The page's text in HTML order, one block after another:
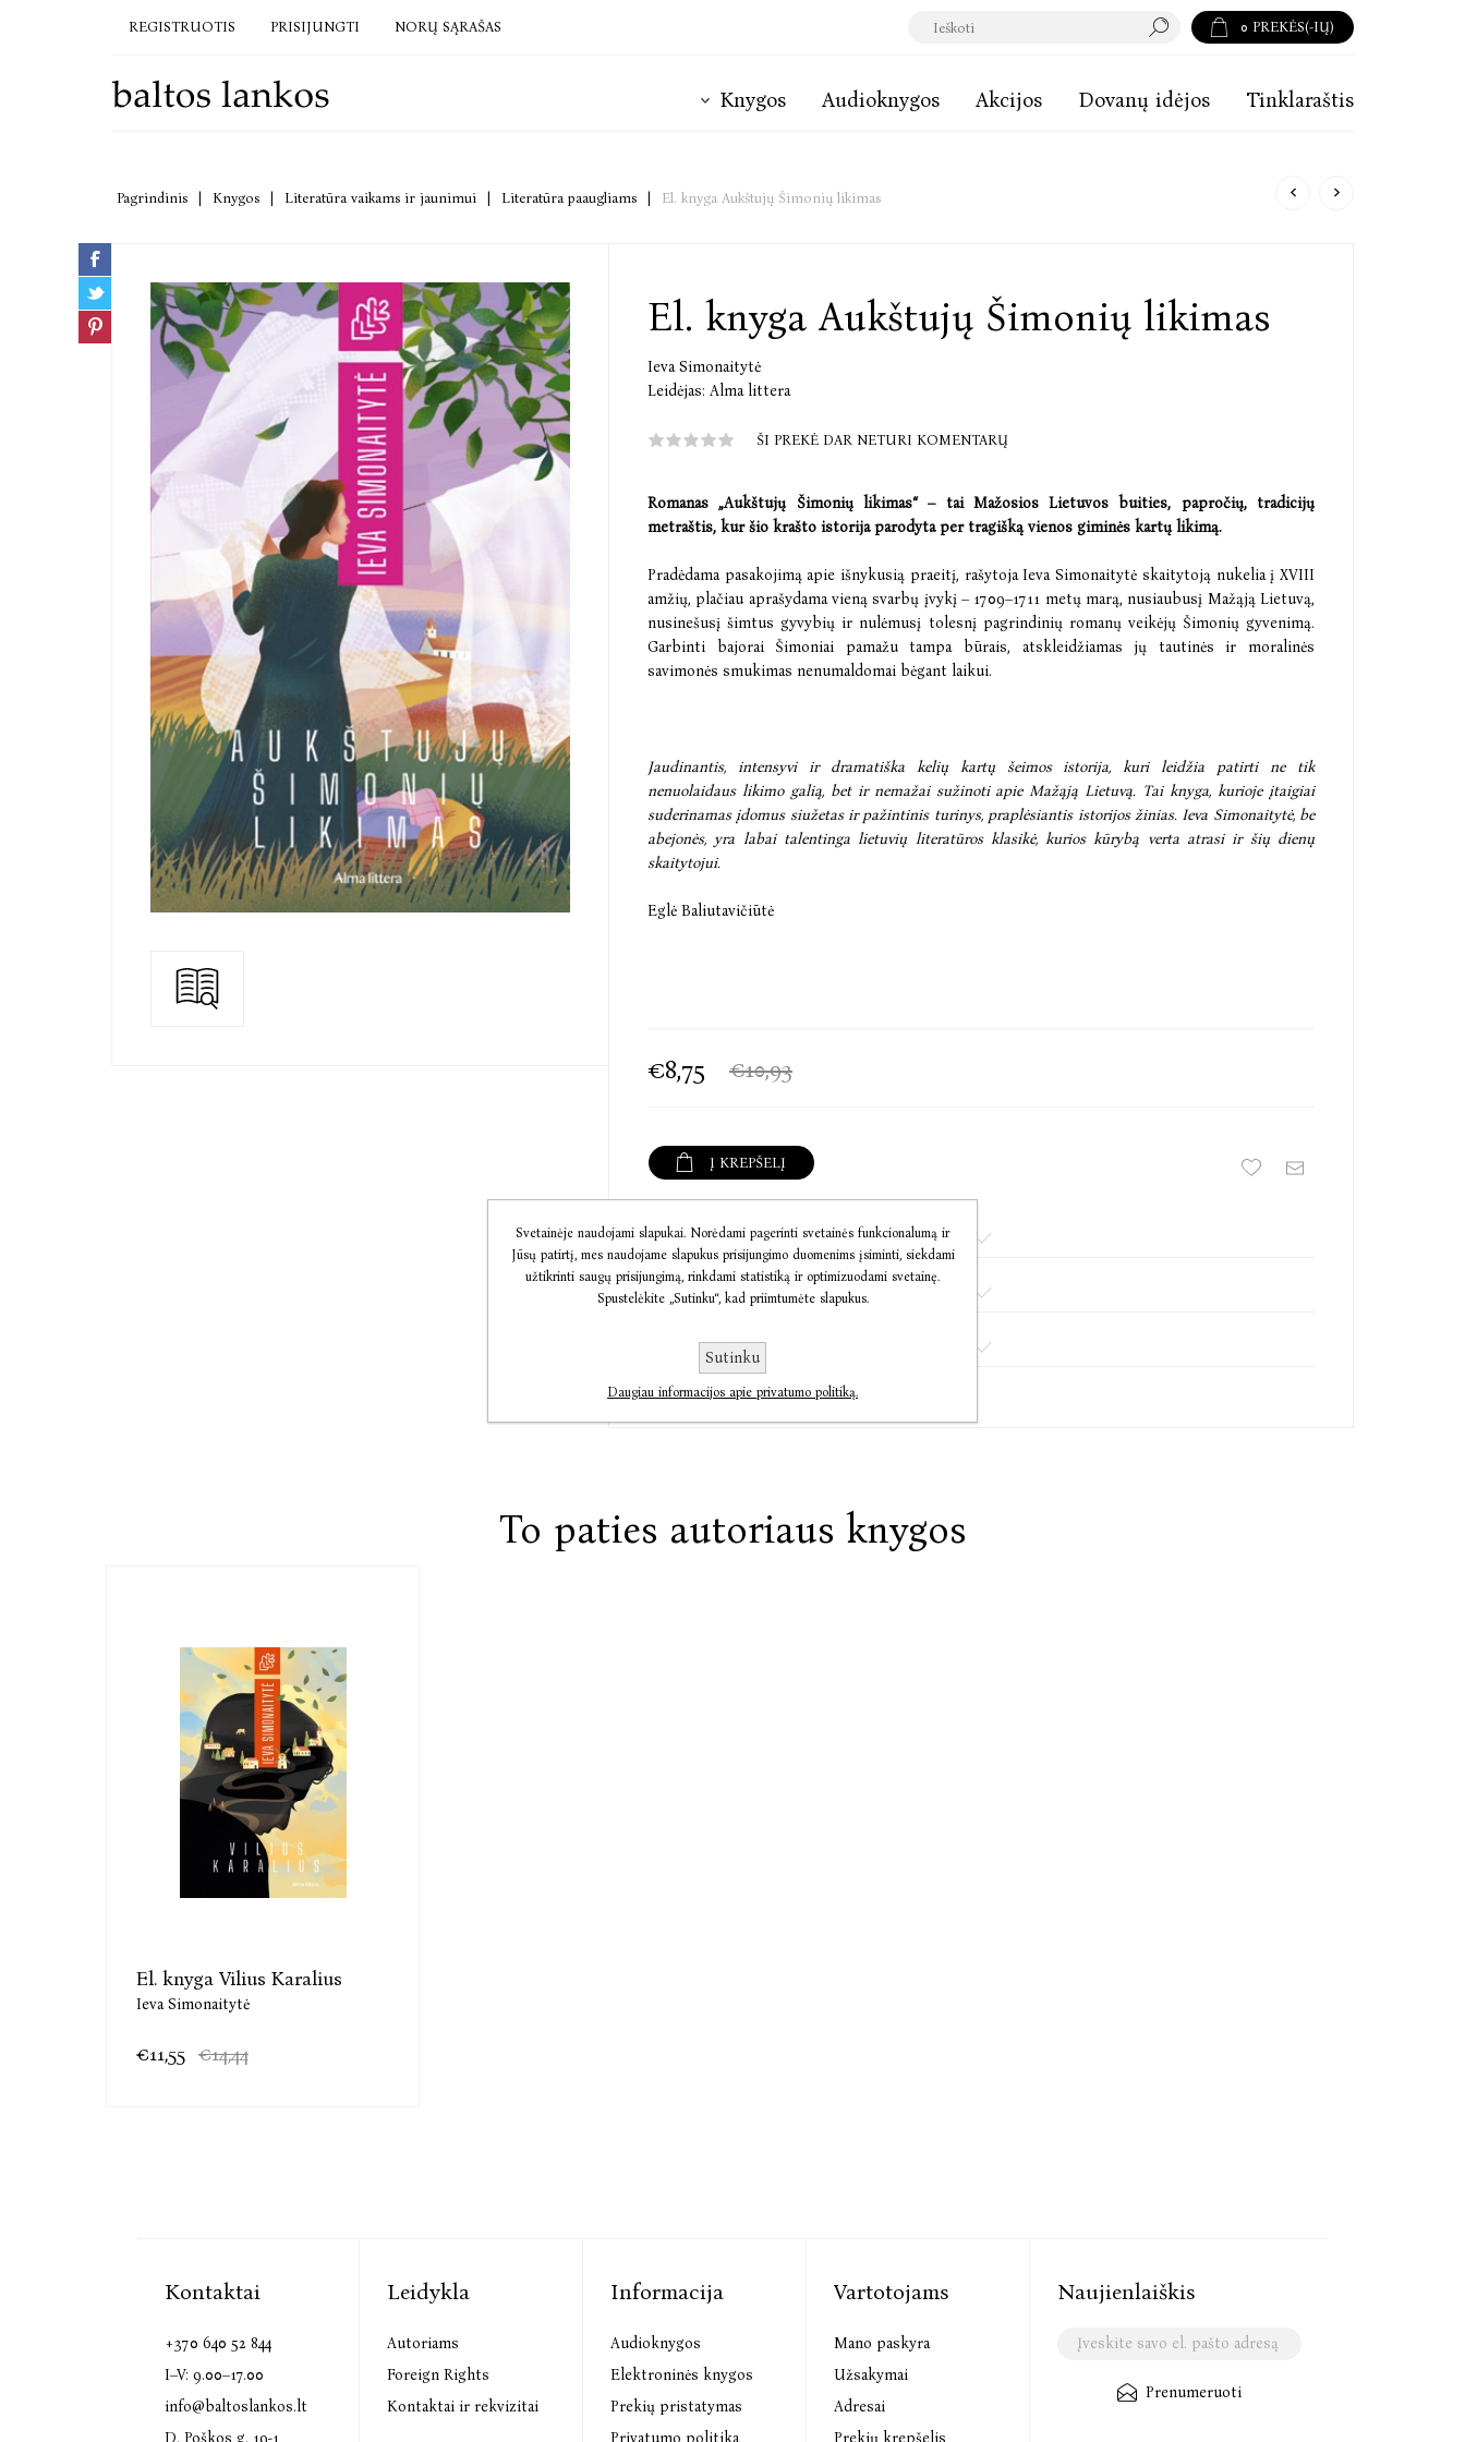
REGISTRUOTIS PRISIJUNGTI NORŲ SĄRAŠAS 0 PREKĖS(-IŲ)
Knygos Audioknygos Akcijos Dovanų idėjos Tinklaraštis
Pagrindinis Knygos Literatūra vaikams ir jaunimui Literatūra paaugliams El. knyga Aukštujų Šimonių likimas
El. knyga Aukštujų Šimonių likimas
Ieva Simonaitytė
Leidėjas: Alma littera
ŠI PREKĖ DAR NETURI KOMENTARŲ
Romanas „Aukštujų Šimonių likimas“ – tai Mažosios Lietuvos buities, papročių, tradicijų
metraštis, kur šio krašto istorija parodyta per tragišką vienos giminės kartų likimą.
Pradėdama pasakojimą apie išnykusią praeitį, rašytoja Ieva Simonaitytė skaitytoją nukelia į XVIII
amžių, plačiau aprašydama vieną svarbų įvykį – 1709–1711 metų marą, nusiaubusį Mažąją Lietuvą,
nusinešusį šimtus gyvybių ir nulėmusį tolesnį pagrindinių romanų veikėjų Šimonių gyvenimą.
Garbinti bajorai Šimoniai pamažu tampa būrais, atskleidžiamas jų tautinės ir moralinės
savimonės smukimas nenumaldomai bėgant laikui.
Jaudinantis, intensyvi ir dramatiška kelių kartų šeimos istorija, kuri leidžia patirti ne tik
nenuolaidaus likimo galią, bet ir nemažai sužinoti apie Mažąją Lietuvą. Tai knyga, kurioje įtaigiai
suderinamas įdomus siužetas ir pažintinis turinys, praplėsiantis istorijos žinias. Ieva Simonaitytė, be
abejonės, yra labai talentinga lietuvių literatūros klasikė, kurios kūrybą verta atrasi ir šių dienų
skaitytojui.
Eglė Baliutavičiūtė
€8,75 €10,93
Į KREPŠELĮ
Informacija
Komentarai
Susisiekite
To paties autoriaus knygos
El. knyga Vilius Karalius
Ieva Simonaitytė
€11,55 €14,44
Kontaktai
+370 640 52 844
I–V: 9.00–17.00
info@baltoslankos.lt
D. Poškos g. 19-1
Leidykla
Autoriams
Foreign Rights
Kontaktai ir rekvizitai
Informacija
Audioknygos
Elektroninės knygos
Prekių pristatymas
Privatumo politika
Vartotojams
Mano paskyra
Užsakymai
Adresai
Prekių krepšelis
Naujienlaiškis
Prenumeruoti
Svetainėje naudojami slapukai. Norėdami pagerinti svetainės funkcionalumą ir
Jūsų patirtį, mes naudojame slapukus prisijungimo duomenims įsiminti, siekdami
užtikrinti saugų prisijungimą, rinkdami statistiką ir optimizuodami svetainę.
Spustelėkite „Sutinku“, kad priimtumėte slapukus.
Sutinku
Daugiau informacijos apie privatumo politiką.